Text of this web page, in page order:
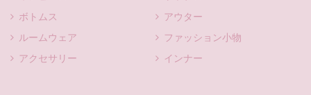
ボトムス
アウター
ルームウェア
ファッション小物
アクセサリー
インナー